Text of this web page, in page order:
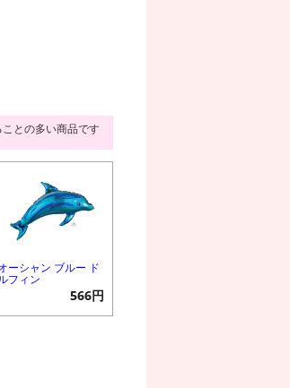
との多い商品です
ーシャン ブルー ド
フィン
566円